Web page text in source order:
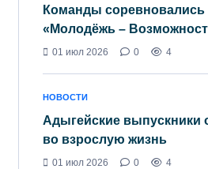
Команды соревновались
«Молодёжь –
01 июл 2026 0 4
НОВОСТИ
Адыгейские выпускники
во взрослую жизнь
01 июл 2026 0 4